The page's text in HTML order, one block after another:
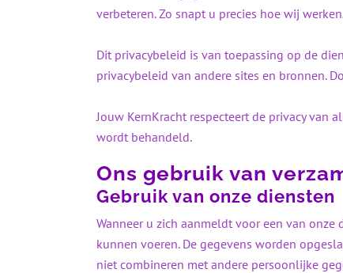
verbeteren. Zo snapt u precies hoe wij
Dit privacybeleid is van toepassing op de
privacybeleid van andere sites en bronnen.
Jouw KernKracht respecteert de privacy
wordt behandeld.
Ons gebruik van
Gebruik van onze diensten
Wanneer u zich aanmeldt voor een van
kunnen voeren. De gegevens worden
niet combineren met andere persoonlijke